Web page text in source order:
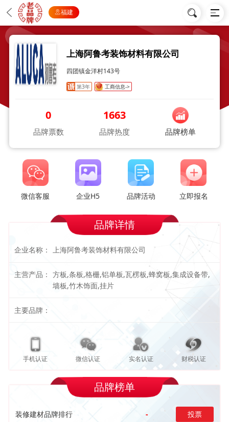
福建
上海阿鲁考装饰材料有限公司
四团镇金洋村143号
第3年 工商信息->
0
品牌票数
1663
品牌热度 品牌榜单
微信客服 企业H5 品牌活动 立即报名
品牌详情
企业名称： 上海阿鲁考装饰材料有限公司
主营产品： 方板,条板,格栅,铝单板,瓦楞板,蜂窝板,集成设备带,
墙板,竹木饰面,挂片
主要品牌：
手机认证 微信认证 实名认证 财税认证
品牌榜单
装修建材品牌排行 - 投票